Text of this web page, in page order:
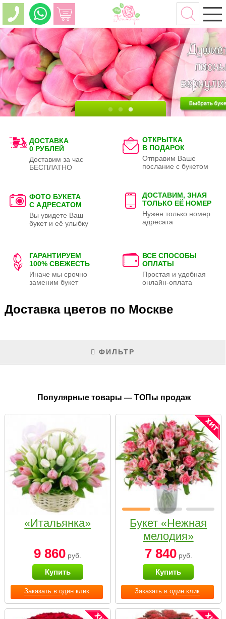
ДОСТАВКА
0 РУБЛЕЙ
Доставим за час
БЕСПЛАТНО
ОТКРЫТКА
В ПОДАРОК
Отправим Ваше
послание с букетом
ФОТО БУКЕТА
С АДРЕСАТОМ
Вы увидете Ваш
букет и её улыбку
ДОСТАВИМ, ЗНАЯ
ТОЛЬКО ЕЁ НОМЕР
Нужен только номер
адресата
ГАРАНТИРУЕМ
100% СВЕЖЕСТЬ
Иначе мы срочно
заменим букет
ВСЕ СПОСОБЫ
ОПЛАТЫ
Простая и удобная
онлайн-оплата
Доставка цветов по Москве
ФИЛЬТР
Популярные товары — ТОПы продаж
Заказать в один клик
«Итальянка»
9 860 руб.
Купить
Заказать в один клик
Букет «Нежная
мелодия»
7 840руб.
Купить